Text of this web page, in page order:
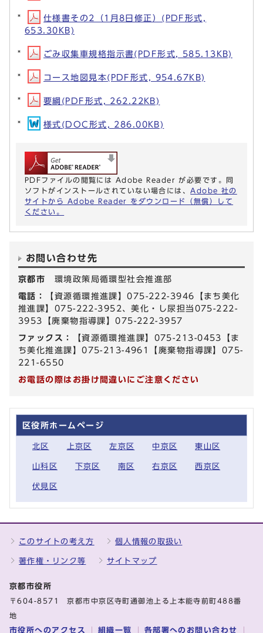
仕様書その2（1月8日修正）(PDF形式,
653.30KB)
ごみ収集車規格指示書(PDF形式, 585.13KB)
コース地図見本(PDF形式, 954.67KB)
要綱(PDF形式, 262.22KB)
様式(DOC形式, 286.00KB)
PDFファイルの閲覧には Adobe Reader が必要です。同
ソフトがインストールされていない場合には、Adobe 社の
サイトから Adobe Reader をダウンロード（無償）して
ください。
お問い合わせ先
京都市 環境政策局循環型社会推進部
電話：
【資源循環推進課】075-222-3946【まち美化
推進課】075-222-3952、美化・し尿担当075-222-
3953【廃棄物指導課】075-222-3957
ファックス：
【資源循環推進課】075-213-0453【ま
ち美化推進課】075-213-4961【廃棄物指導課】075-
221-6550
お電話の際はお掛け間違いにご注意ください
区役所ホームページ
北区 上京区 左京区 中京区 東山区
山科区 下京区 南区 右京区 西京区
伏見区
このサイトの考え方 個人情報の取扱い
著作権・リンク等 サイトマップ
京都市役所
〒604-8571 京都市中京区寺町通御池上る上本能寺前町488番
地
市役所へのアクセス 組織一覧 各部署へのお問い合わせ